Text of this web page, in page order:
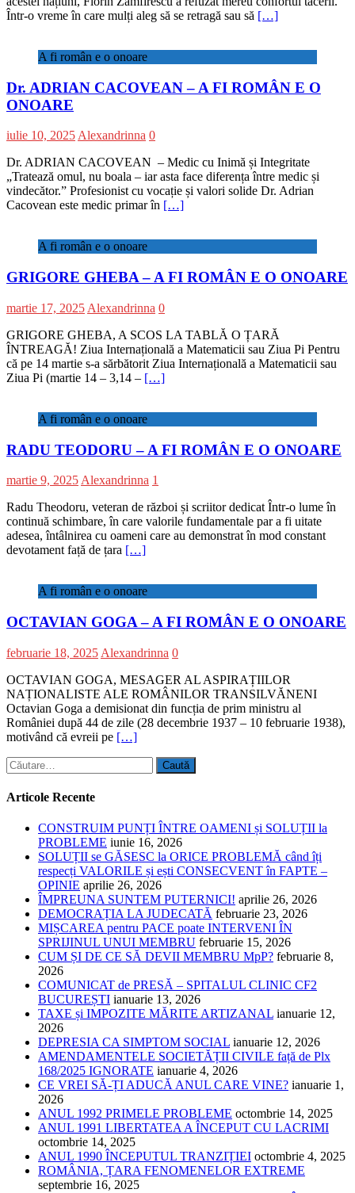
Într-o vreme în care mulți aleg să se retragă sau să […]
A fi român e o onoare
Dr. ADRIAN CACOVEAN – A FI ROMÂN E O
ONOARE
iulie 10, 2025Alexandrinna 0
Dr. ADRIAN CACOVEAN – Medic cu Inimă și Integritate
„Tratează omul, nu boala – iar asta face diferența între medic și
vindecător.” Profesionist cu vocație și valori solide Dr. Adrian
Cacovean este medic primar în […]
A fi român e o onoare
GRIGORE GHEBA – A FI ROMÂN E O ONOARE
martie 17, 2025 Alexandrinna 0
GRIGORE GHEBA, A SCOS LA TABLĂ O ȚARĂ
ÎNTREAGĂ! Ziua Internațională a Matematicii sau Ziua Pi Pentru
că pe 14 martie s-a sărbătorit Ziua Internațională a Matematicii sau
Ziua Pi (martie 14 – 3,14 – […]
A fi român e o onoare
RADU TEODORU – A FI ROMÂN E O ONOARE
martie 9, 2025 Alexandrinna 1
Radu Theodoru, veteran de război și scriitor dedicat Într-o lume în
continuă schimbare, în care valorile fundamentale par a fi uitate
adesea, întâlnirea cu oameni care au demonstrat în mod constant
devotament față de țara […]
A fi român e o onoare
OCTAVIAN GOGA – A FI ROMÂN E O ONOARE
februarie 18, 2025 Alexandrinna 0
OCTAVIAN GOGA, MESAGER AL ASPIRAȚIILOR
NAȚIONALISTE ALE ROMÂNILOR TRANSILVĂNENI
Octavian Goga a demisionat din funcția de prim ministru al
României după 44 de zile (28 decembrie 1937 – 10 februarie 1938),
motivând că evreii pe […]
Caută
după:
Articole Recente
CONSTRUIM PUNȚI ÎNTRE OAMENI și SOLUȚII la
PROBLEME iunie 16, 2026
SOLUȚII se GĂSESC la ORICE PROBLEMĂ când îți
respecți VALORILE și ești CONSECVENT în FAPTE –
OPINIE aprilie 26, 2026
ÎMPREUNA SUNTEM PUTERNICI! aprilie 26, 2026
DEMOCRAȚIA LA JUDECATĂ februarie 23, 2026
MIȘCAREA pentru PACE poate INTERVENI ÎN
SPRIJINUL UNUI MEMBRU februarie 15, 2026
CUM ȘI DE CE SĂ DEVII MEMBRU MpP? februarie 8,
2026
COMUNICAT de PRESĂ – SPITALUL CLINIC CF2
BUCUREȘTI ianuarie 13, 2026
TAXE și IMPOZITE MĂRITE ARTIZANAL ianuarie 12,
2026
DEPRESIA CA SIMPTOM SOCIAL ianuarie 12, 2026
AMENDAMENTELE SOCIETĂȚII CIVILE față de Plx
168/2025 IGNORATE ianuarie 4, 2026
CE VREI SĂ-ȚI ADUCĂ ANUL CARE VINE? ianuarie 1,
2026
ANUL 1992 PRIMELE PROBLEME octombrie 14, 2025
ANUL 1991 LIBERTATEA A ÎNCEPUT CU LACRIMI
octombrie 14, 2025
ANUL 1990 ÎNCEPUTUL TRANZIȚIEI octombrie 4, 2025
ROMÂNIA, ȚARA FENOMENELOR EXTREME
septembrie 16, 2025